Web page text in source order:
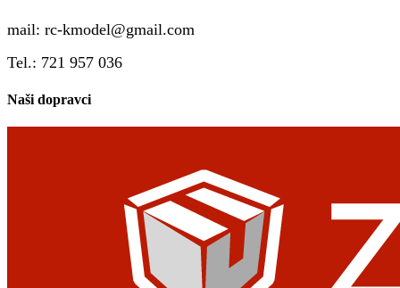
mail: rc-kmodel@gmail.com
Tel.: 721 957 036
Naši dopravci